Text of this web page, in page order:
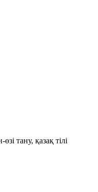
тану, қазақ тілі